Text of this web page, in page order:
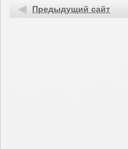
Предыдущий сайт